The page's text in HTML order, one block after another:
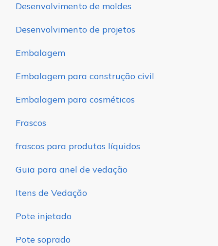
Desenvolvimento de moldes
Desenvolvimento de projetos
Embalagem
Embalagem para construção civil
Embalagem para cosméticos
Frascos
frascos para produtos líquidos
Guia para anel de vedação
Itens de Vedação
Pote injetado
Pote soprado